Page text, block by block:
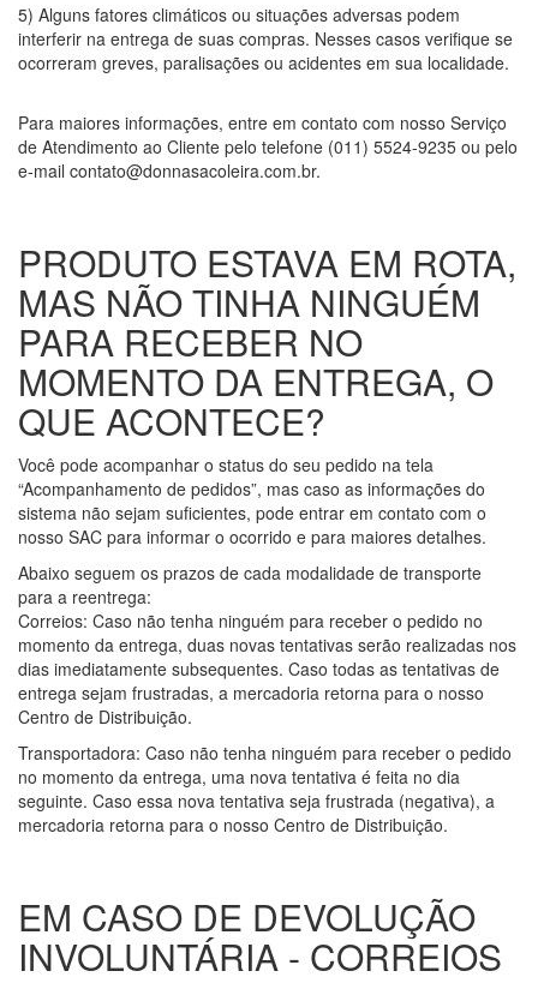
5) Alguns fatores climáticos ou situações adversas podem
interferir na entrega de suas compras. Nesses casos verifique se
ocorreram greves, paralisações ou acidentes em sua localidade.
Para maiores informações, entre em contato com nosso Serviço
de Atendimento ao Cliente pelo telefone (011) 5524-9235 ou pelo
e-mail contato@donnasacoleira.com.br.
PRODUTO ESTAVA EM ROTA,
MAS NÃO TINHA NINGUÉM
PARA RECEBER NO
MOMENTO DA ENTREGA, O
QUE ACONTECE?
Você pode acompanhar o status do seu pedido na tela
“Acompanhamento de pedidos”, mas caso as informações do
sistema não sejam suficientes, pode entrar em contato com o
nosso SAC para informar o ocorrido e para maiores detalhes.
Abaixo seguem os prazos de cada modalidade de transporte
para a reentrega:
Correios: Caso não tenha ninguém para receber o pedido no
momento da entrega, duas novas tentativas serão realizadas nos
dias imediatamente subsequentes. Caso todas as tentativas de
entrega sejam frustradas, a mercadoria retorna para o nosso
Centro de Distribuição.
Transportadora: Caso não tenha ninguém para receber o pedido
no momento da entrega, uma nova tentativa é feita no dia
seguinte. Caso essa nova tentativa seja frustrada (negativa), a
mercadoria retorna para o nosso Centro de Distribuição.
EM CASO DE DEVOLUÇÃO
INVOLUNTÁRIA - CORREIOS